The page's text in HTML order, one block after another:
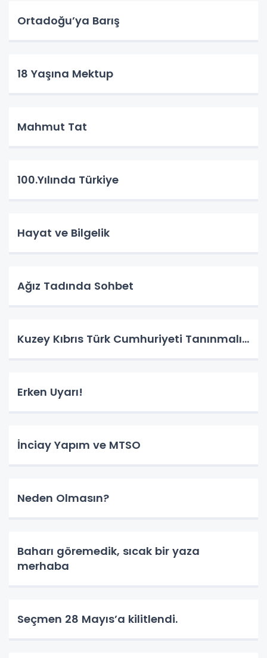
Ortadoğu’ya Barış
18 Yaşına Mektup
Mahmut Tat
100.Yılında Türkiye
Hayat ve Bilgelik
Ağız Tadında Sohbet
Kuzey Kıbrıs Türk Cumhuriyeti Tanınmalı…
Erken Uyarı!
İnciay Yapım ve MTSO
Neden Olmasın?
Baharı göremedik, sıcak bir yaza
merhaba
Seçmen 28 Mayıs’a kilitlendi.